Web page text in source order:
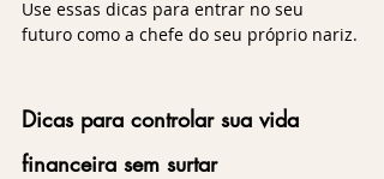
Use essas dicas para entrar no seu
futuro como a chefe do seu próprio nariz.
Dicas para controlar sua vida
financeira sem surtar